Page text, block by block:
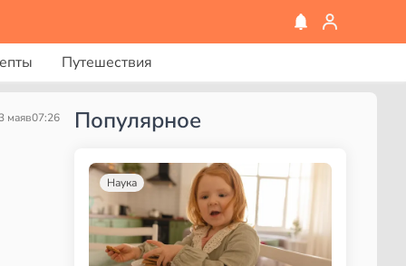
Путешествия
маяв07:26 Популярное
Наука